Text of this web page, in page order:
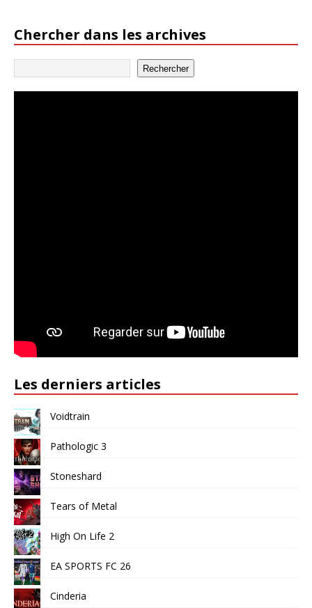
Chercher dans les archives
Rechercher
Les derniers articles
Voidtrain
Pathologic 3
Stoneshard
Tears of Metal
High On Life 2
EA SPORTS FC 26
Cinderia